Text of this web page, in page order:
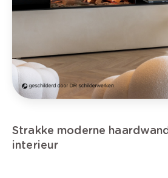
Strakke moderne
interieur